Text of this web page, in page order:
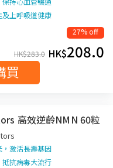
上呼吸道健康
27% off
HK$283.0 HK$208.0
買
高效逆齡NMN 60粒
激活長壽基因
抗病毒大流行